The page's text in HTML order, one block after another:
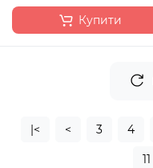
Купити
|< < 3 4
11